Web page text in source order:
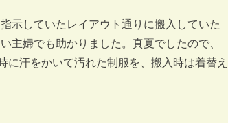
示していたレイアウト通りに搬入していた
主婦でも助かりました。真夏でしたので、
汗をかいて汚れた制服を、搬入時は着替え